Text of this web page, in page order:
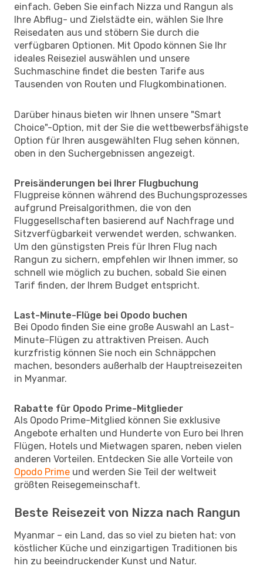
einfach. Geben Sie einfach Nizza und Rangun als
Ihre Abflug- und Zielstädte ein, wählen Sie Ihre
Reisedaten aus und stöbern Sie durch die
verfügbaren Optionen. Mit Opodo können Sie Ihr
ideales Reiseziel auswählen und unsere
Suchmaschine findet die besten Tarife aus
Tausenden von Routen und Flugkombinationen.
Darüber hinaus bieten wir Ihnen unsere "Smart
Choice"-Option, mit der Sie die wettbewerbsfähigste
Option für Ihren ausgewählten Flug sehen können,
oben in den Suchergebnissen angezeigt.
Preisänderungen bei Ihrer Flugbuchung
Flugpreise können während des Buchungsprozesses
aufgrund Preisalgorithmen, die von den
Fluggesellschaften basierend auf Nachfrage und
Sitzverfügbarkeit verwendet werden, schwanken.
Um den günstigsten Preis für Ihren Flug nach
Rangun zu sichern, empfehlen wir Ihnen immer, so
schnell wie möglich zu buchen, sobald Sie einen
Tarif finden, der Ihrem Budget entspricht.
Last-Minute-Flüge bei Opodo buchen
Bei Opodo finden Sie eine große Auswahl an Last-
Minute-Flügen zu attraktiven Preisen. Auch
kurzfristig können Sie noch ein Schnäppchen
machen, besonders außerhalb der Hauptreisezeiten
in Myanmar.
Rabatte für Opodo Prime-Mitglieder
Als Opodo Prime-Mitglied können Sie exklusive
Angebote erhalten und Hunderte von Euro bei Ihren
Flügen, Hotels und Mietwagen sparen, neben vielen
anderen Vorteilen. Entdecken Sie alle Vorteile von
Opodo Prime und werden Sie Teil der weltweit
größten Reisegemeinschaft.
Beste Reisezeit von Nizza nach Rangun
Myanmar – ein Land, das so viel zu bieten hat: von
köstlicher Küche und einzigartigen Traditionen bis
hin zu beeindruckender Kunst und Natur.